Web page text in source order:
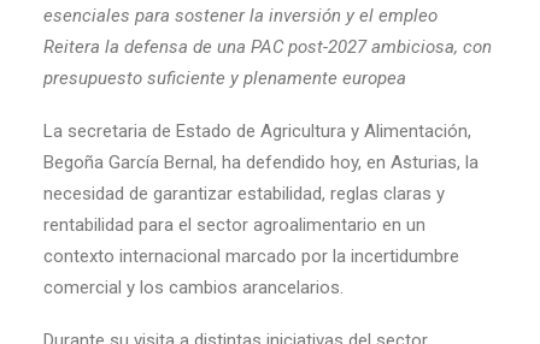
esenciales para sostener la inversión y el empleo
Reitera la defensa de una PAC post-2027 ambiciosa, con
presupuesto suficiente y plenamente europea
La secretaria de Estado de Agricultura y Alimentación,
Begoña García Bernal, ha defendido hoy, en Asturias, la
necesidad de garantizar estabilidad, reglas claras y
rentabilidad para el sector agroalimentario en un
contexto internacional marcado por la incertidumbre
comercial y los cambios arancelarios.